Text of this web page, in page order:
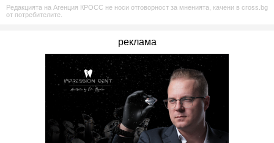
Редакцията на Агенция КРОСС не носи отговорност за мненията, качени в cross.bg
от потребителите.
реклама